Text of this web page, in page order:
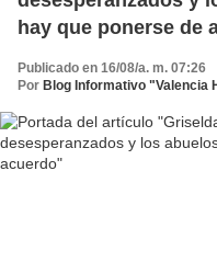
hay que ponerse de
Publicado en 16/08/a. m. 07:26
Por Blog Informativo "Valencia